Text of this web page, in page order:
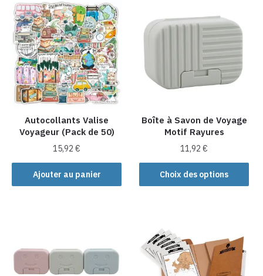
Autocollants Valise
Voyageur (Pack de 50)
15,92€
Ajouter au panier
Boîte à Savon de Voyage
Motif Rayures
11,92€
Choix des options
Ce
produit
Les
options
peuvent